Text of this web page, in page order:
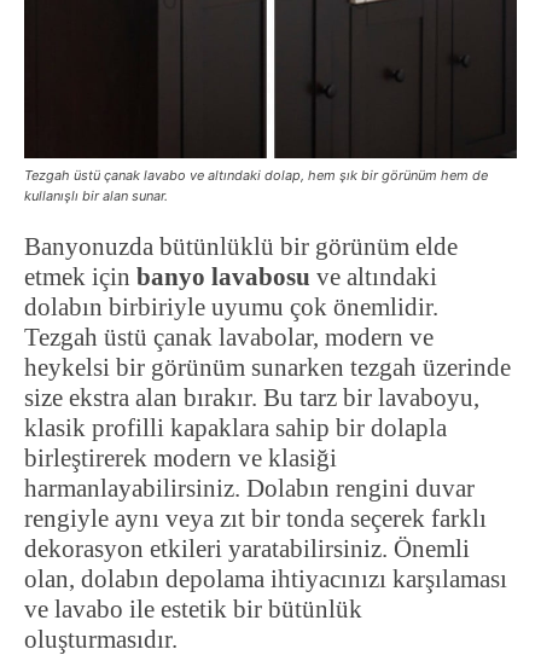
Tezgah üstü çanak lavabo ve altındaki dolap, hem şık bir görünüm hem de
kullanışlı bir alan sunar.
Banyonuzda bütünlüklü bir görünüm elde
etmek için banyo lavabosu ve altındaki
dolabın birbiriyle uyumu çok önemlidir.
Tezgah üstü çanak lavabolar, modern ve
heykelsi bir görünüm sunarken tezgah üzerinde
size ekstra alan bırakır. Bu tarz bir lavaboyu,
klasik profilli kapaklara sahip bir dolapla
birleştirerek modern ve klasiği
harmanlayabilirsiniz. Dolabın rengini duvar
rengiyle aynı veya zıt bir tonda seçerek farklı
dekorasyon etkileri yaratabilirsiniz. Önemli
olan, dolabın depolama ihtiyacınızı karşılaması
ve lavabo ile estetik bir bütünlük
oluşturmasıdır.